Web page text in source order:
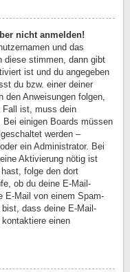
nicht anmelden!
und das
diese stimmen, dann gibt
ist und du angegeben
du bzw. einer deiner
den Anweisungen folgen,
Fall ist, muss dein
einigen Boards müssen
werden –
ein Administrator. Bei
Aktivierung nötig ist
folge den dort
ob du deine E-Mail-
E-Mail von einem Spam-
dass deine E-Mail-
einen